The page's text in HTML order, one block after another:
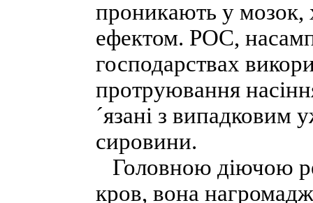
проникають у мозок,
ефектом. РОС,
господарствах
протруювання
´язані з випадковим
сировини.
Головною діючою
кров, вона